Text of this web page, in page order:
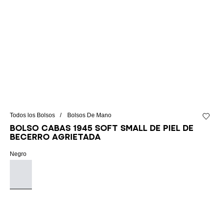
Todos los Bolsos Bolsos De Mano
Bolso Cabas 1945 Soft Small de piel de
becerro agrietada
Negro